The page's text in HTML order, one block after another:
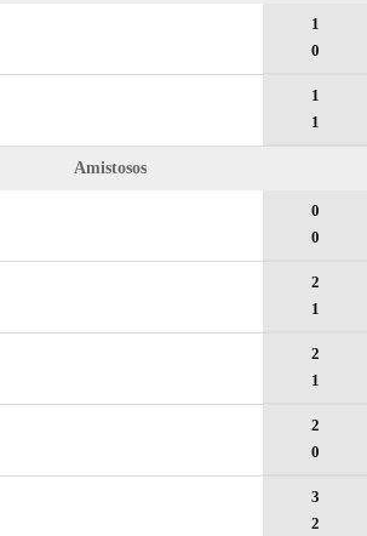
1
0
1
1
Amistosos
0
0
2
1
2
1
2
0
3
2